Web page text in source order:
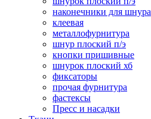
наконечники для шнура
клеевая
металлофурнитура
шнур плоский п/э
кнопки пришивные
шнурок плоский хб
фиксаторы
прочая фурнитура
фастексы
Пресс и насадки